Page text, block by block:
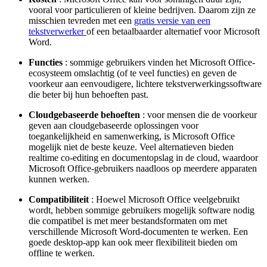
vooral voor particulieren of kleine bedrijven. Daarom zijn ze
misschien tevreden met een gratis versie van een
tekstverwerkerof een betaalbaarder alternatief voor Microsoft
Word.
Functies : sommige gebruikers vinden het Microsoft Office-
ecosysteem omslachtig (of te veel functies) en geven de
voorkeur aan eenvoudigere, lichtere tekstverwerkingssoftware
die beter bij hun behoeften past.
Cloudgebaseerde behoeften : voor mensen die de voorkeur
geven aan cloudgebaseerde oplossingen voor
toegankelijkheid en samenwerking, is Microsoft Office
mogelijk niet de beste keuze. Veel alternatieven bieden
realtime co-editing en documentopslag in de cloud, waardoor
Microsoft Office-gebruikers naadloos op meerdere apparaten
kunnen werken.
Compatibiliteit : Hoewel Microsoft Office veelgebruikt
wordt, hebben sommige gebruikers mogelijk software nodig
die compatibel is met meer bestandsformaten om met
verschillende Microsoft Word-documenten te werken. Een
goede desktop-app kan ook meer flexibiliteit bieden om
offline te werken.